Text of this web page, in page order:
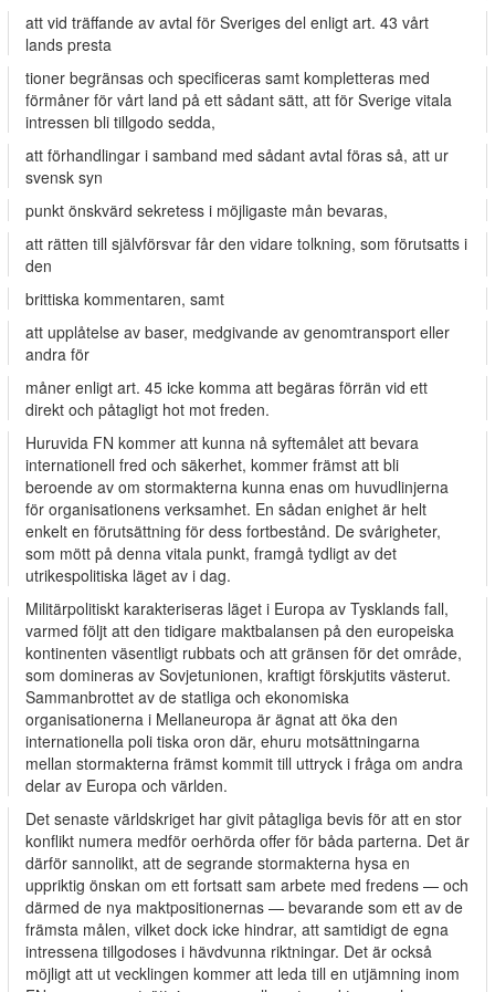
att vid träffande av avtal för Sveriges del enligt art. 43 vårt
lands presta­
tioner begränsas och specificeras samt kompletteras med
förmåner för vårt land på ett sådant sätt, att för Sverige vitala
intressen bli tillgodo­ sedda,
att förhandlingar i samband med sådant avtal föras så, att ur
svensk syn­
punkt önskvärd sekretess i möjligaste mån bevaras,
att rätten till självförsvar får den vidare tolkning, som förutsatts i
den
brittiska kommentaren, samt
att upplåtelse av baser, medgivande av genomtransport eller
andra för­
måner enligt art. 45 icke komma att begäras förrän vid ett
direkt och påtagligt hot mot freden.
Huruvida FN kommer att kunna nå syftemålet att bevara
internationell fred och säkerhet, kommer främst att bli
beroende av om stormakterna kunna enas om huvudlinjerna
för organisationens verksamhet. En sådan enighet är helt
enkelt en förutsättning för dess fortbestånd. De svårigheter,
som mött på denna vitala punkt, framgå tydligt av det
utrikespolitiska läget av i dag.
Militärpolitiskt karakteriseras läget i Europa av Tysklands fall,
varmed följt att den tidigare maktbalansen på den europeiska
kontinenten väsentligt rubbats och att gränsen för det område,
som domineras av Sovjetunionen, kraftigt förskjutits västerut.
Sammanbrottet av de statliga och ekonomiska
organisationerna i Mellaneuropa är ägnat att öka den
internationella poli­ tiska oron där, ehuru motsättningarna
mellan stormakterna främst kommit till uttryck i fråga om andra
delar av Europa och världen.
Det senaste världskriget har givit påtagliga bevis för att en stor
konflikt numera medför oerhörda offer för båda parterna. Det är
därför sannolikt, att de segrande stormakterna hysa en
uppriktig önskan om ett fortsatt sam­ arbete med fredens — och
därmed de nya maktpositionernas — bevarande som ett av de
främsta målen, vilket dock icke hindrar, att samtidigt de egna
intressena tillgodoses i hävdvunna riktningar. Det är också
möjligt att ut­ vecklingen kommer att leda till en utjämning inom